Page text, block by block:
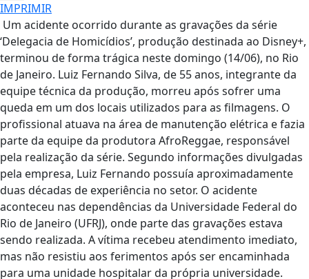
IMPRIMIR
Um acidente ocorrido durante as gravações da série
‘Delegacia de Homicídios’, produção destinada ao Disney+,
terminou de forma trágica neste domingo (14/06), no Rio
de Janeiro. Luiz Fernando Silva, de 55 anos, integrante da
equipe técnica da produção, morreu após sofrer uma
queda em um dos locais utilizados para as filmagens. O
profissional atuava na área de manutenção elétrica e fazia
parte da equipe da produtora AfroReggae, responsável
pela realização da série. Segundo informações divulgadas
pela empresa, Luiz Fernando possuía aproximadamente
duas décadas de experiência no setor. O acidente
aconteceu nas dependências da Universidade Federal do
Rio de Janeiro (UFRJ), onde parte das gravações estava
sendo realizada. A vítima recebeu atendimento imediato,
mas não resistiu aos ferimentos após ser encaminhada
para uma unidade hospitalar da própria universidade.